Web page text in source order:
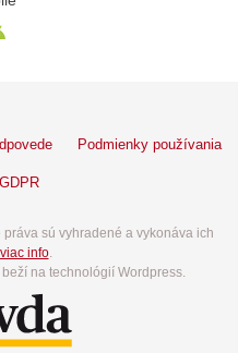
Podmienky používania
GDPR
sú vyhradené a vykonáva ich
viac info.
na technológií Wordpress.